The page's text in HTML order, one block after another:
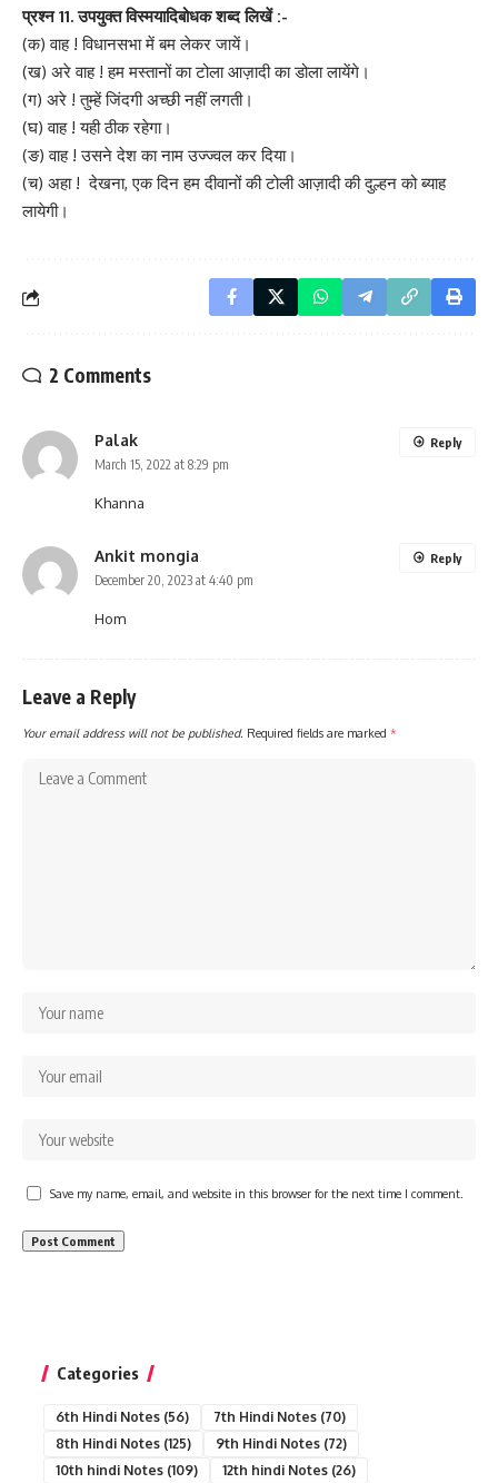
प्रश्न11.उपयुक्त विस्मयादिबोधक शब्द लिखें :-
(क) वाह ! विधानसभा में बम लेकर जायें।
(ख) अरे वाह ! हम मस्तानों का टोला आज़ादी का डोला लायेंगे।
(ग) अरे ! तुम्हें जिंदगी अच्छी नहीं लगती।
(घ) वाह ! यही ठीक रहेगा।
(ङ) वाह ! उसने देश का नाम उज्ज्वल कर दिया।
(च) अहा ! देखना, एक दिन हम दीवानों की टोली आज़ादी की दुल्हन को ब्याह
लायेगी।
2 Comments
Palak
March 15, 2022 at 8:29 pm
Khanna
Reply
Ankit mongia
December 20, 2023 at 4:40 pm
Hom
Reply
Leave a Reply
Your email address will not be published. Required fields are marked *
Save my name, email, and website in this browser for the next time I comment.
Categories
6th Hindi Notes (56) 7th Hindi Notes (70)
8th Hindi Notes (125) 9th Hindi Notes (72)
10th hindi Notes (109) 12th hindi Notes (26)